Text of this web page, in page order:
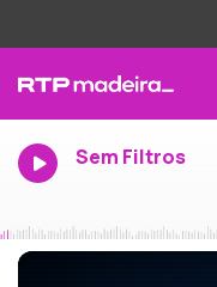
Sem Filtros